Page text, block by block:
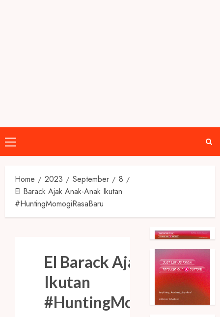
Primary
Menu
Home 2023 September
8
El Barack Ajak Anak-Anak Ikutan
#HuntingMomogiRasaBaru
El Barack Ajak Anak-
Ikutan